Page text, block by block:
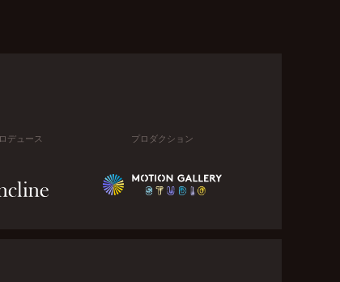
デュース プロダクション